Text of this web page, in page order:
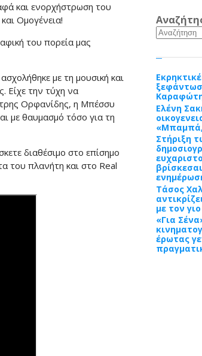
και ενορχήστρωση του
Ομογένεια!
του πορεία μας
με τη μουσική και
Είχε την τύχη να
Ορφανίδης, η Μπέσσυ
με θαυμασμό τόσο για τη
διαθέσιμο στο επίσημο
του πλανήτη και στο Real
Ελένη
Στήριξη
Τάσος
με τον
«Για
έρωτας